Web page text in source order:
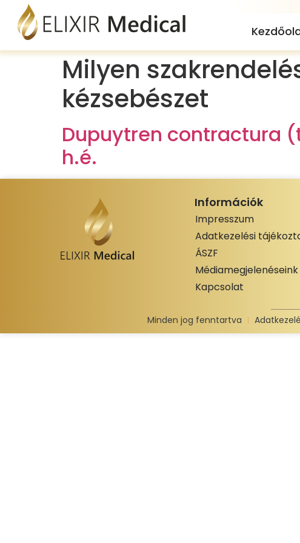
Milyen
kézsebészet
Dupuytren contractura
h.é.
Információk
Impresszum
Adatkezelési
ÁSZF
Médiamegjelenéseink
Kapcsolat
Minden jog fenntartva